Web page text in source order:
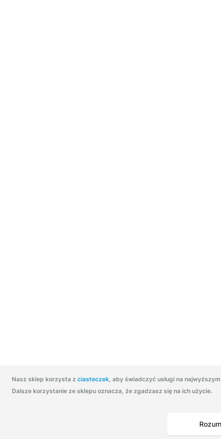
Nasz sklep korzysta z ciasteczek, aby świadczyć usługi na
Dalsze korzystanie ze sklepu oznacza, że zgadzasz się na ich użycie.